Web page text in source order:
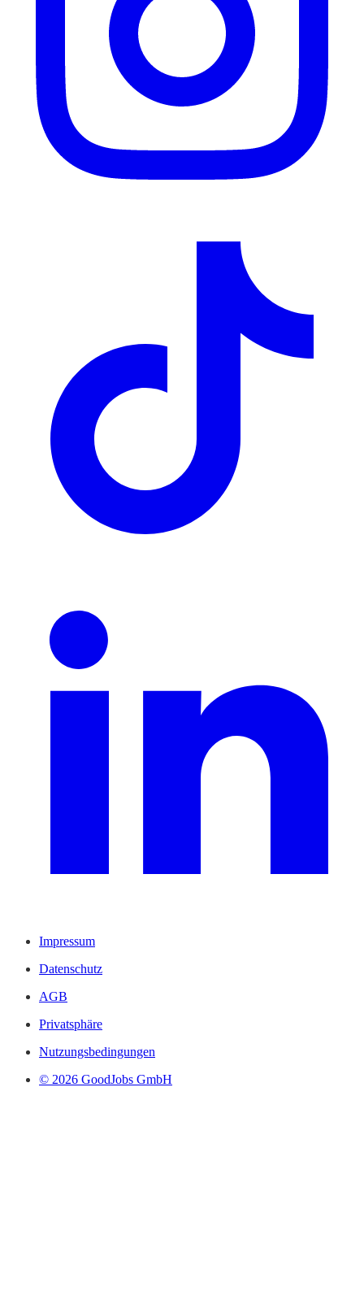
Impressum
Datenschutz
AGB
Privatsphäre
Nutzungsbedingungen
© 2026 GoodJobs GmbH